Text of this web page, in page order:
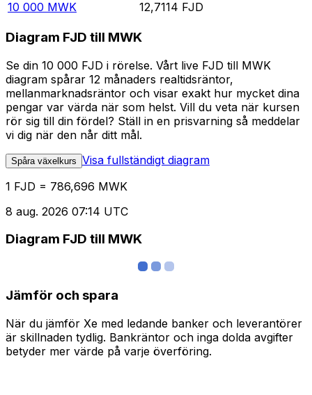
10 000 MWK 12,7114 FJD
Diagram FJD till MWK
Se din 10 000 FJD i rörelse. Vårt live FJD till MWK
diagram spårar 12 månaders realtidsräntor,
mellanmarknadsräntor och visar exakt hur mycket dina
pengar var värda när som helst. Vill du veta när kursen
rör sig till din fördel? Ställ in en prisvarning så meddelar
vi dig när den når ditt mål.
Spåra växelkurs Visa fullständigt diagram
1 FJD = 786,696 MWK
8 aug. 2026 07:14 UTC
Diagram FJD till MWK
Jämför och spara
När du jämför Xe med ledande banker och leverantörer
är skillnaden tydlig. Bankräntor och inga dolda avgifter
betyder mer värde på varje överföring.